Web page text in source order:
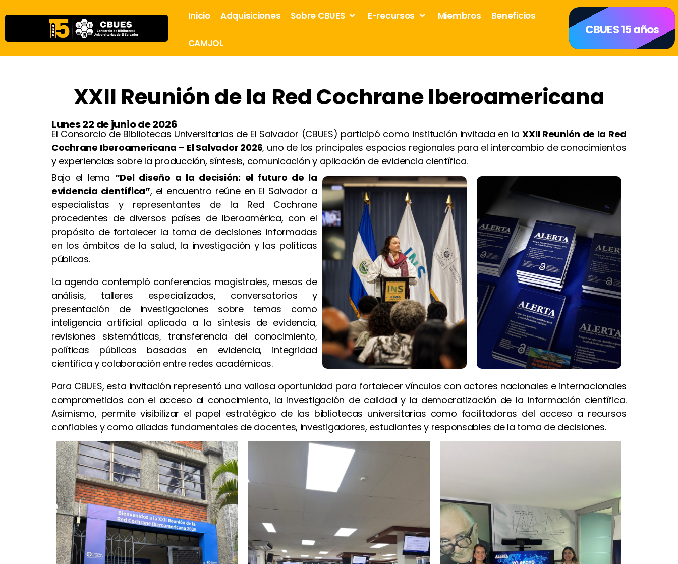
Inicio Adquisiciones Sobre CBUES E-recursos Miembros Beneficios
CAMJOL
CBUES 15 años
XXII Reunión de la Red Cochrane Iberoamericana
Lunes 22 de junio de 2026
El Consorcio de Bibliotecas Universitarias de El Salvador (CBUES) participó como institución invitada en laXXII Reunión de la Red
Cochrane Iberoamericana – El Salvador 2026, uno de los principales espacios regionales para el intercambio de conocimientos
y experiencias sobre la producción, síntesis, comunicación y aplicación de evidencia científica.
Bajo el lema “Del diseño a la decisión: el futuro de la
evidencia científica”, el encuentro reúne en El Salvador a
especialistas y representantes de la Red Cochrane
procedentes de diversos países de Iberoamérica, con el
propósito de fortalecer la toma de decisiones informadas
en los ámbitos de la salud, la investigación y las políticas
públicas.
La agenda contempló conferencias magistrales, mesas de
análisis, talleres especializados, conversatorios y
presentación de investigaciones sobre temas como
inteligencia artificial aplicada a la síntesis de evidencia,
revisiones sistemáticas, transferencia del conocimiento,
políticas públicas basadas en evidencia, integridad
científica y colaboración entre redes académicas.
Para CBUES, esta invitación representó una valiosa oportunidad para fortalecer vínculos con actores nacionales e internacionales
comprometidos con el acceso al conocimiento, la investigación de calidad y la democratización de la información científica.
Asimismo, permite visibilizar el papel estratégico de las bibliotecas universitarias como facilitadoras del acceso a recursos
confiables y como aliadas fundamentales de docentes, investigadores, estudiantes y responsables de la toma de decisiones.